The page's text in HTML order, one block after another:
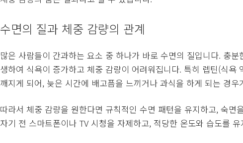
수면의 질과 체중 감량의 관계
많은 사람들이 간과하는 요소 중 하나가 바로 수면의 질입니다. 충
생하여 식욕이 증가하고 체중 감량이 어려워집니다. 특히 렙틴(식욕
깨지게 되어, 늦은 시간에 배고픔을 느끼거나 과식을 하게 되는 경우
따라서 체중 감량을 원한다면 규칙적인 수면 패턴을 유지하고, 숙
자기 전 스마트폰이나 TV 시청을 자제하고, 적당한 온도와 습도를